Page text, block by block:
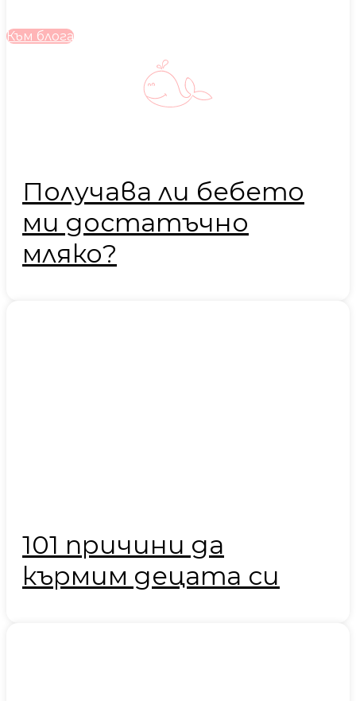
Към блога
Получава ли бебето
ми достатъчно
мляко?
101 причини да
кърмим децата си